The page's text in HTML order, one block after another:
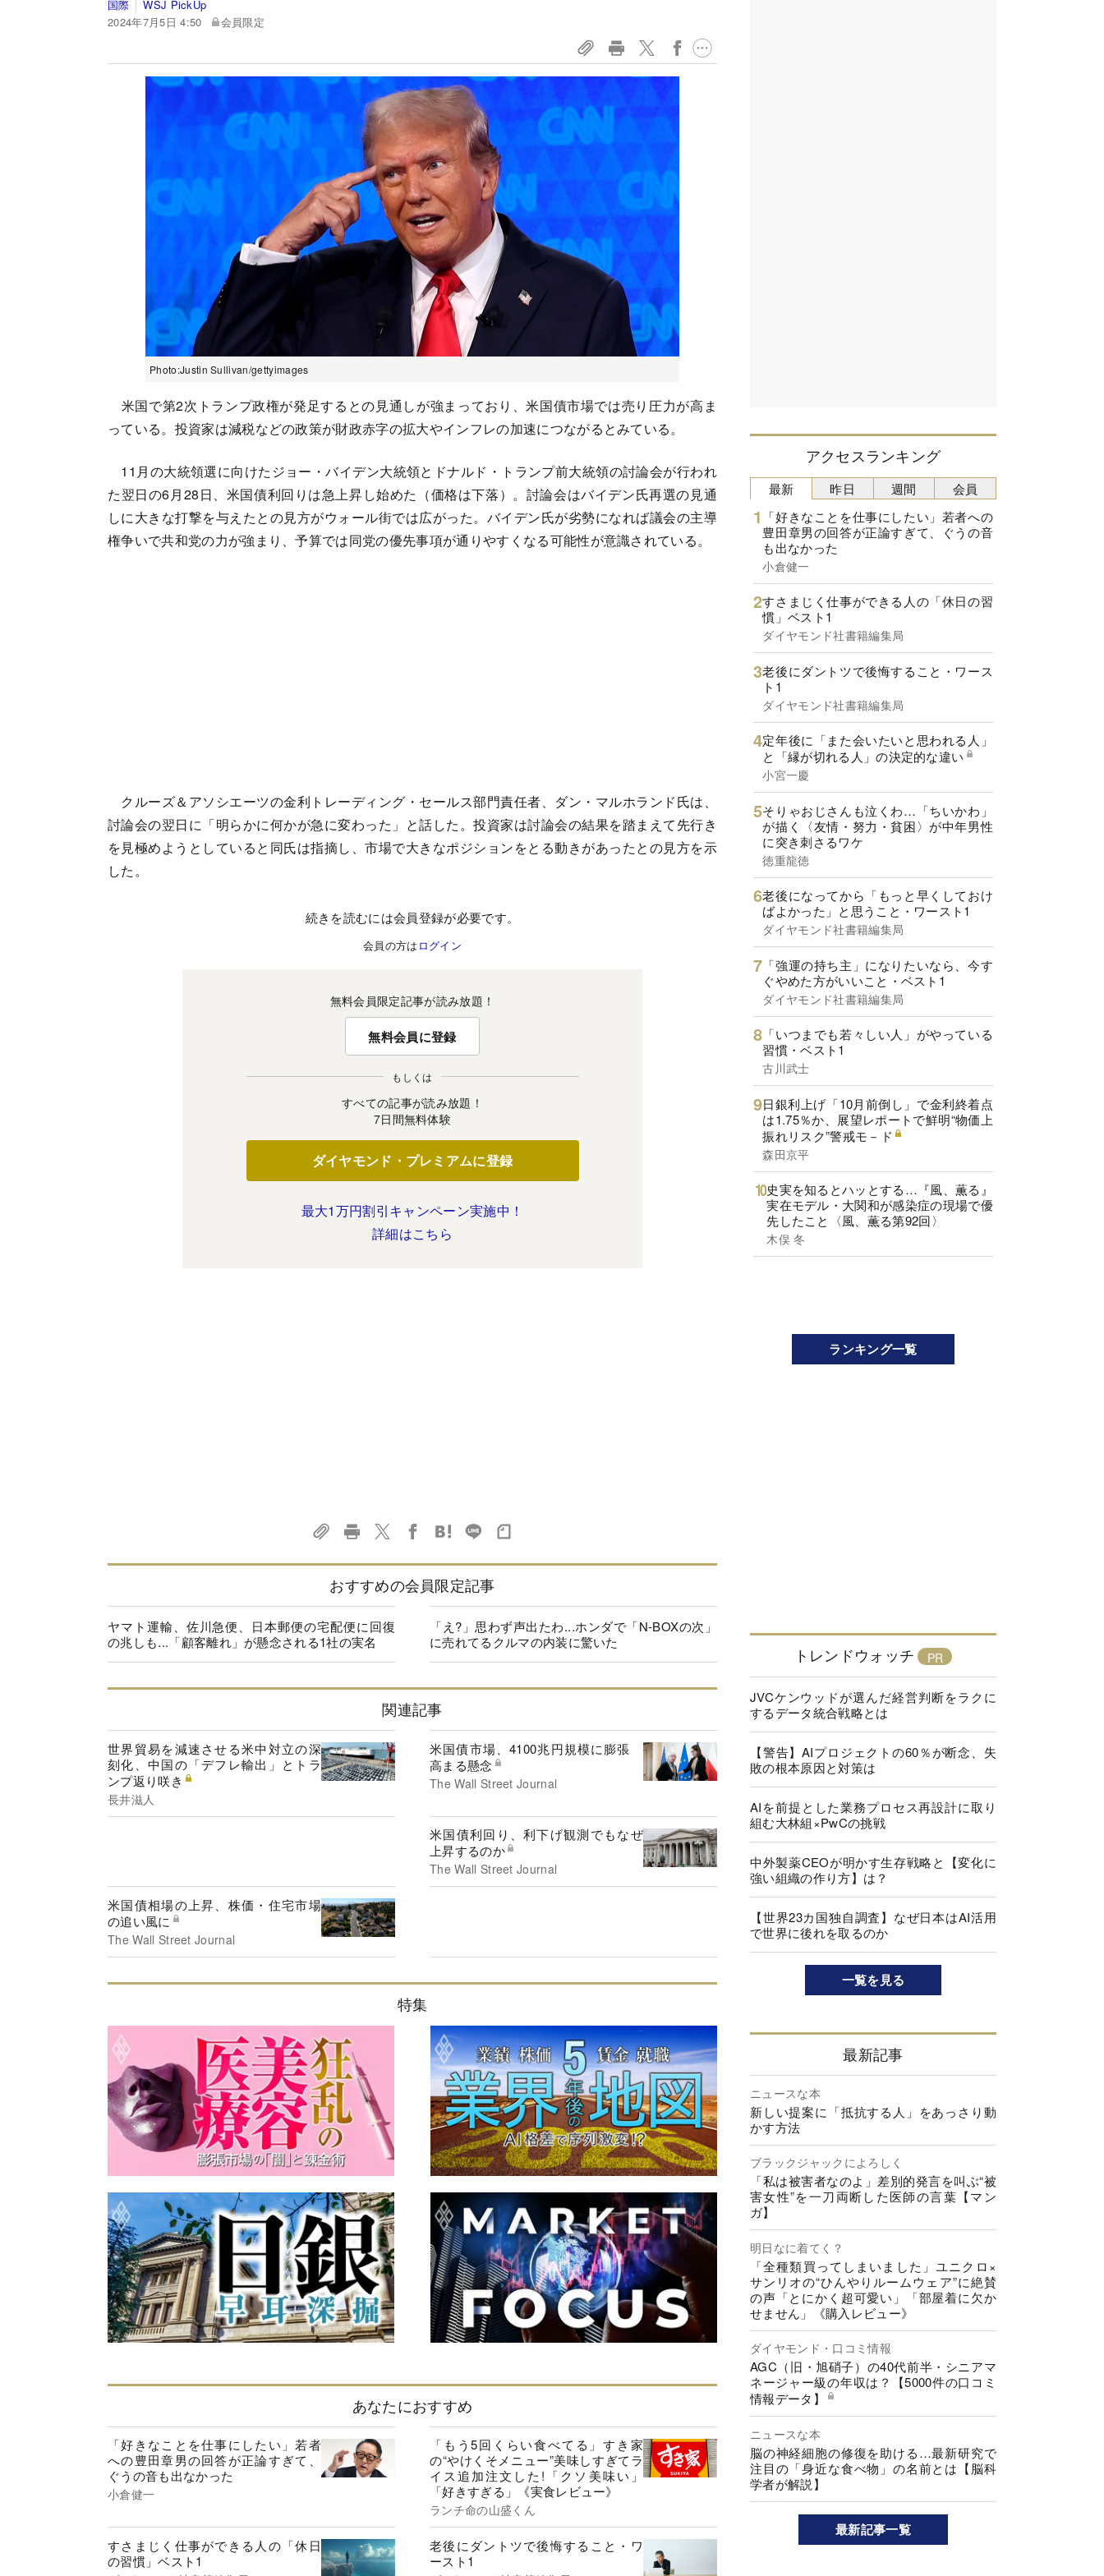
国際
WSJ PickUp
2024年7月5日 4:50
会員限定
Photo:Justin Sullivan/gettyimages
米国で第2次トランプ政権が発足するとの見通しが強まっており、米国債市場では売り圧力が高ま
っている。投資家は減税などの政策が財政赤字の拡大やインフレの加速につながるとみている。
11月の大統領選に向けたジョー・バイデン大統領とドナルド・トランプ前大統領の討論会が行われ
た翌日の6月28日、米国債利回りは急上昇し始めた（価格は下落）。討論会はバイデン氏再選の見通
しに大きな打撃を与えたとの見方がウォール街では広がった。バイデン氏が劣勢になれば議会の主導
権争いで共和党の力が強まり、予算では同党の優先事項が通りやすくなる可能性が意識されている。
クルーズ＆アソシエーツの金利トレーディング・セールス部門責任者、ダン・マルホランド氏は、
討論会の翌日に「明らかに何かが急に変わった」と話した。投資家は討論会の結果を踏まえて先行き
を見極めようとしていると同氏は指摘し、市場で大きなポジションをとる動きがあったとの見方を示
した。
続きを読むには会員登録が必要です。
会員の方は ログイン
無料会員限定記事が読み放題！
無料会員に登録
もしくは
すべての記事が読み放題！
7日間無料体験
ダイヤモンド・プレミアムに登録
最大1万円割引キャンペーン実施中！
詳細はこちら
おすすめの会員限定記事
ヤマト運輸、佐川急便、日本郵便の宅配便に回復
の兆しも...「顧客離れ」が懸念される1社の実名
「え?」思わず声出たわ...ホンダで「N-BOXの次」
に売れてるクルマの内装に驚いた
関連記事
世界貿易を減速させる米中対立の深
刻化、中国の「デフレ輸出」とトラ
ンプ返り咲き
長井滋人
米国債市場、4100兆円規模に膨張
高まる懸念
The Wall Street Journal
米国債利回り、利下げ観測でもなぜ
上昇するのか
The Wall Street Journal
米国債相場の上昇、株価・住宅市場
の追い風に
The Wall Street Journal
特集
あなたにおすすめ
「好きなことを仕事にしたい」若者
への豊田章男の回答が正論すぎて、
ぐうの音も出なかった
小倉健一
「もう5回くらい食べてる」すき家
の“やけくそメニュー”美味しすぎてラ
イス追加注文した!「クソ美味い」
「好きすぎる」《実食レビュー》
ランチ命の山盛くん
すさまじく仕事ができる人の「休日
の習慣」ベスト1
老後にダントツで後悔すること・ワ
ースト1
アクセスランキング
最新
「好きなことを仕事にしたい」若者への
豊田章男の回答が正論すぎて、ぐうの音
も出なかった
小倉健一
すさまじく仕事ができる人の「休日の習
慣」ベスト1
ダイヤモンド社書籍編集局
老後にダントツで後悔すること・ワース
ト1
ダイヤモンド社書籍編集局
定年後に「また会いたいと思われる人」
と「縁が切れる人」の決定的な違い
小宮一慶
そりゃおじさんも泣くわ…「ちいかわ」
が描く〈友情・努力・貧困〉が中年男性
に突き刺さるワケ
徳重龍徳
老後になってから「もっと早くしておけ
ばよかった」と思うこと・ワースト1
ダイヤモンド社書籍編集局
「強運の持ち主」になりたいなら、今す
ぐやめた方がいいこと・ベスト1
ダイヤモンド社書籍編集局
「いつまでも若々しい人」がやっている
習慣・ベスト1
古川武士
日銀利上げ「10月前倒し」で金利終着点
は1.75％か、展望レポートで鮮明“物価上
振れリスク”警戒モ－ド
森田京平
史実を知るとハッとする…『風、薫る』
実在モデル・大関和が感染症の現場で優
先したこと〈風、薫る第92回〉
木俣 冬
昨日 週間 会員
ランキング一覧
トレンドウォッチ
JVCケンウッドが選んだ経営判断をラクに
するデータ統合戦略とは
【警告】AIプロジェクトの60％が断念、失
敗の根本原因と対策は
AIを前提とした業務プロセス再設計に取り
組む大林組×PwCの挑戦
中外製薬CEOが明かす生存戦略と【変化に
強い組織の作り方】は？
【世界23カ国独自調査】なぜ日本はAI活用
で世界に後れを取るのか
一覧を見る
最新記事
ニュースな本
新しい提案に「抵抗する人」をあっさり動
かす方法
ブラックジャックによろしく
「私は被害者なのよ」差別的発言を叫ぶ“被
害女性”を一刀両断した医師の言葉【マン
ガ】
明日なに着てく？
「全種類買ってしまいました」ユニクロ×
サンリオの“ひんやりルームウェア”に絶賛
の声「とにかく超可愛い」「部屋着に欠か
せません」《購入レビュー》
ダイヤモンド・口コミ情報
AGC（旧・旭硝子）の40代前半・シニアマ
ネージャー級の年収は？【5000件の口コミ
情報データ】
ニュースな本
脳の神経細胞の修復を助ける…最新研究で
注目の「身近な食べ物」の名前とは【脳科
学者が解説】
最新記事一覧